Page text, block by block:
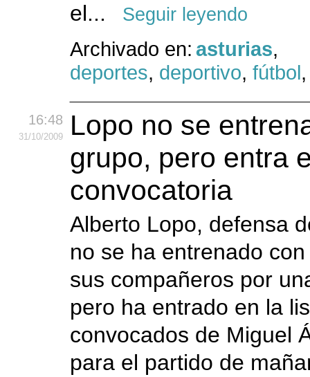
el...
Seguir leyendo
Archivado en: asturias,
deportes, deportivo, fútbol
16:48
31/10/2009
Lopo no se
grupo, pero entra
convocatoria
Alberto Lopo, defensa
no se ha entrenado
sus compañeros por
pero ha entrado en la
convocados de Miguel
para el partido de